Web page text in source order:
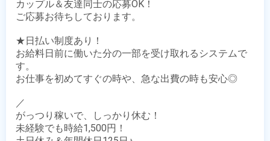
カップル＆友達同士の応募OK！
ご応募お待ちしております。
★日払い制度あり！
お給料日前に働いた分の一部を受け取れるシステムで
す。
お仕事を初めてすぐの時や、急な出費の時も安心◎
／
がっつり稼いで、しっかり休む！
未経験でも時給1,500円！